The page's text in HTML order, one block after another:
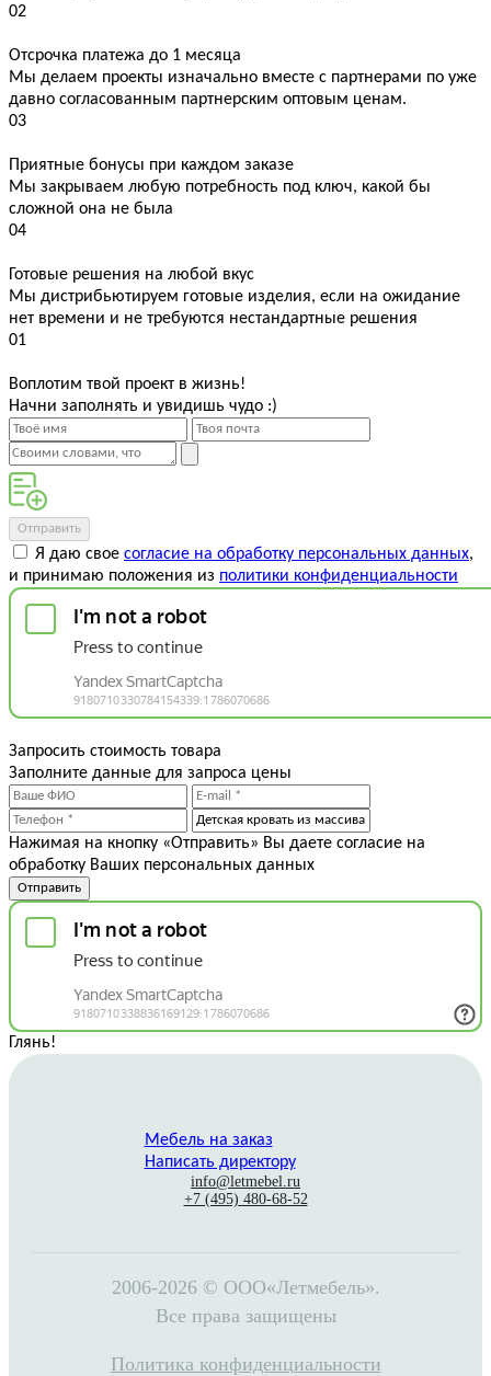
02
Отсрочка платежа до 1 месяца
Мы делаем проекты изначально вместе с партнерами по уже
давно согласованным партнерским оптовым ценам.
03
Приятные бонусы при каждом заказе
Мы закрываем любую потребность под ключ, какой бы
сложной она не была
04
Готовые решения на любой вкус
Мы дистрибьютируем готовые изделия, если на ожидание
нет времени и не требуются нестандартные решения
01
Воплотим твой проект в жизнь!
Начни заполнять и увидишь чудо :)
Отправить
Я даю свое согласие на обработку персональных данных,
и принимаю положения из политики конфиденциальности
Запросить стоимость товара
Заполните данные для запроса цены
Нажимая на кнопку «Отправить» Вы даете согласие на
обработку Ваших персональных данных
Отправить
Глянь!
Мебель на заказ
Написать директору
info@letmebel.ru
+7 (495) 480-68-52
2006-2026 © ООО«Летмебель».
Все права защищены
Политика конфиденциальности